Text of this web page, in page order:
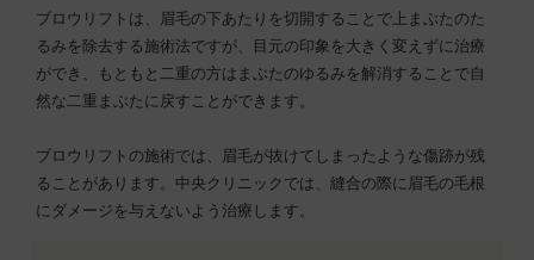
ブロウリフトは、眉毛の下あたりを切開することで上まぶたのた
るみを除去する施術法ですが、目元の印象を大きく変えずに治療
ができ、もともと二重の方はまぶたのゆるみを解消することで自
然な二重まぶたに戻すことができます。
ブロウリフトの施術では、眉毛が抜けてしまったような傷跡が残
ることがあります。中央クリニックでは、縫合の際に眉毛の毛根
にダメージを与えないよう治療します。